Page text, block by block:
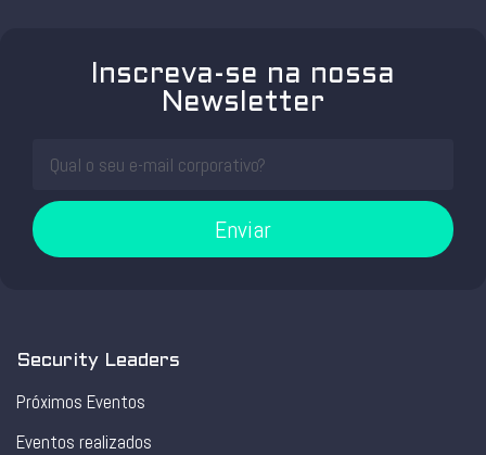
Inscreva-se na nossa
Newsletter
Enviar
Security Leaders
Próximos Eventos
Eventos realizados